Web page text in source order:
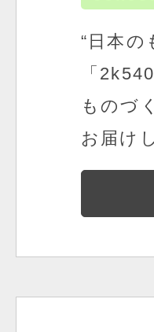
“日本
「
ものづ
お届け